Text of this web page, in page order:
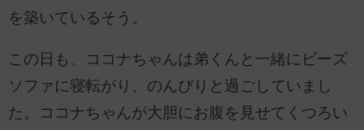
を築いているそう。
この日も、ココナちゃんは弟くんと一緒にビーズ
ソファに寝転がり、のんびりと過ごしていまし
た。ココナちゃんが大胆にお腹を見せてくつろい